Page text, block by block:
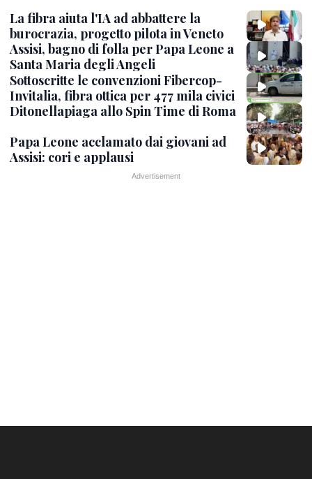
La fibra aiuta l'IA ad abbattere la
burocrazia, progetto pilota in Veneto
Assisi, bagno di folla per Papa Leone a
Santa Maria degli Angeli
Sottoscritte le convenzioni Fibercop-
Invitalia, fibra ottica per 477 mila civici
Ditonellapiaga allo Spin Time di Roma
Papa Leone acclamato dai giovani ad
Assisi: cori e applausi